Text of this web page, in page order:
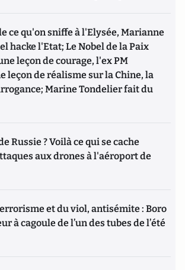
ce qu'on sniffe à l'Elysée, Marianne
hacke l'Etat; Le Nobel de la Paix
leçon de courage, l'ex PM
leçon de réalisme sur la Chine, la
Marine Tondelier fait du
Russie ? Voilà ce qui se cache
aux drones à l'aéroport de
et du viol, antisémite : Boro
à cagoule de l’un des tubes de l’été